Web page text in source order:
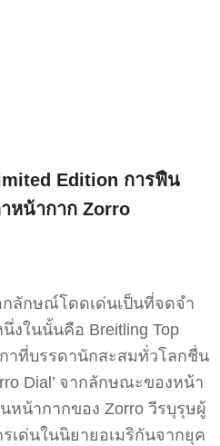
Edition การฟืน
หน้ากาก Zorro
ลักษณ์โดดเด่นเป็นที่จดจำ
งในนั้นคือ Breitling Top
าที่บรรดานักสะสมทั่วโลกชื่น
Dial’ จากลักษณะของหน้า
น้ากากของ Zorro วีรบุรุษผู้
เด่นในนิยายอเมริกันจากยุค